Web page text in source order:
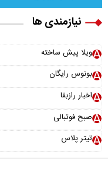
نیازمندی ها
ویلا پیش ساخته
بونوس رایگان
اخبار رازبقا
صبح فوتبالی
تیتر پلاس